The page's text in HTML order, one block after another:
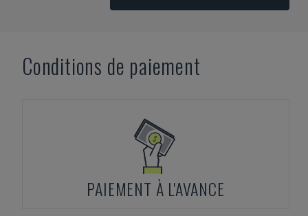
Conditions de paiement
PAIEMENT À L'AVANCE